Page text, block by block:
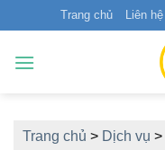
qua
nội
Trang chủ Liên hệ
Trang chủ > Dịch vụ >